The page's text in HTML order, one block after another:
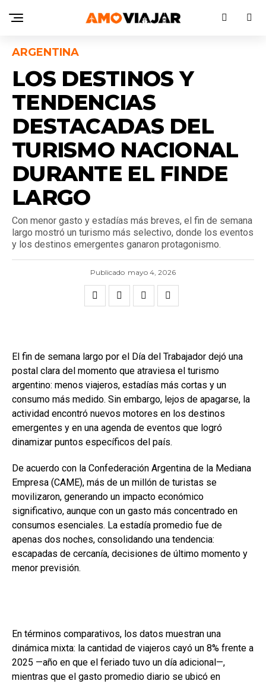
ARGENTINA
LOS DESTINOS Y
TENDENCIAS
DESTACADAS DEL
TURISMO NACIONAL
DURANTE EL FINDE
LARGO
Con menor gasto y estadías más breves, el fin de semana
largo mostró un turismo más selectivo, donde los eventos
y los destinos emergentes ganaron protagonismo.
Publicado mayo 4, 2026
El fin de semana largo por el Día del Trabajador dejó una
postal clara del momento que atraviesa el turismo
argentino: menos viajeros, estadías más cortas y un
consumo más medido. Sin embargo, lejos de apagarse, la
actividad encontró nuevos motores en los destinos
emergentes y en una agenda de eventos que logró
dinamizar puntos específicos del país.
De acuerdo con la Confederación Argentina de la Mediana
Empresa (CAME), más de un millón de turistas se
movilizaron, generando un impacto económico
significativo, aunque con un gasto más concentrado en
consumos esenciales. La estadía promedio fue de
apenas dos noches, consolidando una tendencia:
escapadas de cercanía, decisiones de último momento y
menor previsión.
En términos comparativos, los datos muestran una
dinámica mixta: la cantidad de viajeros cayó un 8% frente a
2025 —año en que el feriado tuvo un día adicional—,
mientras que el gasto promedio diario se ubicó en